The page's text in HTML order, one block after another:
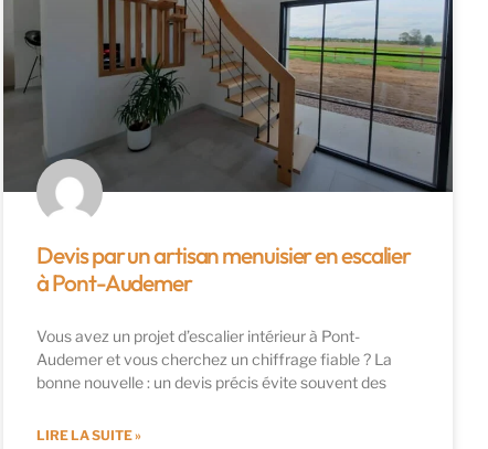
Devis par un artisan menuisier en escalier
à Pont-Audemer
Vous avez un projet d’escalier intérieur à Pont-
Audemer et vous cherchez un chiffrage fiable ? La
bonne nouvelle : un devis précis évite souvent des
LIRE LA SUITE »